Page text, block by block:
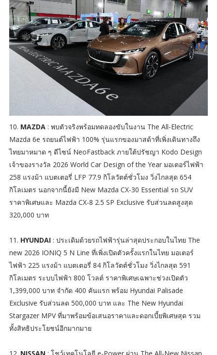
10. MAZDA: พบตัวจริงพร้อมทดลองขับในงาน The All-Electric
Mazda 6e รถยนต์ไฟฟ้า 100% รุ่นแรกของมาสด้าที่เพิ่งเดินทางถึง
ไทยมาหมาด ๆ ดีไซน์ NeoFastback ภายใต้ปรัชญา Kodo Design
เจ้าของรางวัล 2026 World Car Design of the Year มอเตอร์ไฟฟ้า
258 แรงม้า แบตเตอรี่ LFP 77.9 กิโลวัตต์ชั่วโมง วิ่งไกลสุด 654
กิโลเมตร นอกจากนี้ยังมี New Mazda CX-30 Essential รถ SUV
ราคาพิเศษและ Mazda CX-8 2.5 SP Exclusive รับส่วนลดสูงสุด
320,000 บาท
11. HYUNDAI: ประเดิมด้วยรถไฟฟ้ารุ่นล่าสุดประกอบในไทย The
new 2026 IONIQ 5 N Line ที่เพิ่งเปิดตัวครั้งแรกในไทย มอเตอร์
ไฟฟ้า 225 แรงม้า แบตเตอรี่ 84 กิโลวัตต์ชั่วโมง วิ่งไกลสุด 591
กิโลเมตร ระบบไฟฟ้า 800 โวลต์ ราคาพิเศษเฉพาะช่วงเปิดตัว
1,399,000 บาท จำกัด 400 คันแรก พร้อม Hyundai Palisade
Exclusive รับส่วนลด 500,000 บาท และ The New Hyundai
Stargazer MPV ที่มาพร้อมข้อเสนอราคาและดอกเบี้ยพิเศษสุด รวม
ทั้งสิทธิประโยชน์อีกมากมาย
12. NISSAN : โชว์เทคโนโลยี e-Power ผ่าน The All-New Nissan